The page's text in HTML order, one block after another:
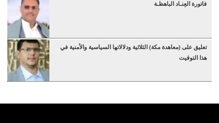
فاتورة العِنـاد الباهظـة
تعليق على (معاهدة مكة) الثلاثية ودلالاتها السياسية والأمنية في
هذا التوقيت